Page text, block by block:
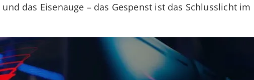
das Eisenauge – das Gespenst ist das Schlusslicht im